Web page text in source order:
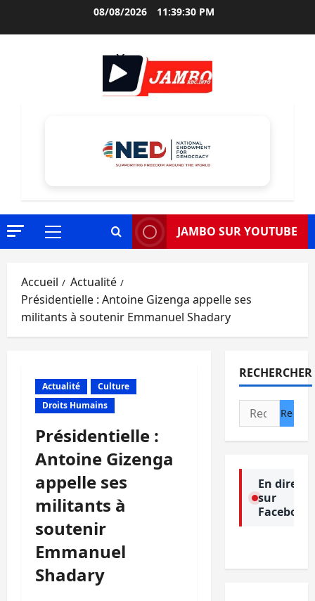
08/08/2026 11:39:31 PM
Menu
JAMBO SUR YOUTUBE
Accueil
Actualité
Présidentielle : Antoine Gizenga appelle ses
militants à soutenir Emmanuel Shadary
Actualité
Culture
Droits Humains
Présidentielle :
Antoine Gizenga
appelle ses
militants à
soutenir
Emmanuel
Shadary
RECHERCHER
Rechercher :
En direct
sur
Facebook